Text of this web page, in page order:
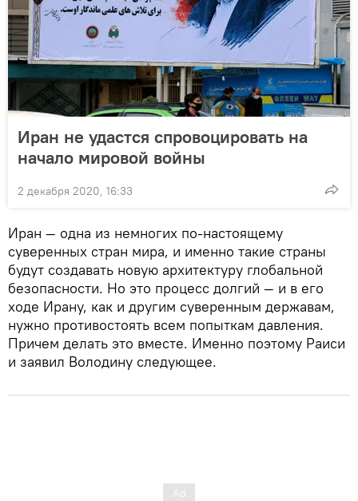
Иран не удастся спровоцировать на
начало мировой войны
2 декабря 2020, 16:33
Иран — одна из немногих по-настоящему
суверенных стран мира, и именно такие страны
будут создавать новую архитектуру глобальной
безопасности. Но это процесс долгий — и в его
ходе Ирану, как и другим суверенным державам,
нужно противостоять всем попыткам давления.
Причем делать это вместе. Именно поэтому Раиси
и заявил Володину следующее.